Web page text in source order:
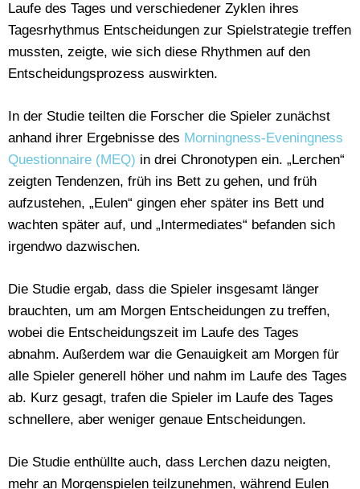
Laufe des Tages und verschiedener Zyklen ihres
Tagesrhythmus Entscheidungen zur Spielstrategie treffen
mussten, zeigte, wie sich diese Rhythmen auf den
Entscheidungsprozess auswirkten.
In der Studie teilten die Forscher die Spieler zunächst
anhand ihrer Ergebnisse des Morningness-Eveningness
Questionnaire (MEQ) in drei Chronotypen ein. „Lerchen“
zeigten Tendenzen, früh ins Bett zu gehen, und früh
aufzustehen, „Eulen“ gingen eher später ins Bett und
wachten später auf, und „Intermediates“ befanden sich
irgendwo dazwischen.
Die Studie ergab, dass die Spieler insgesamt länger
brauchten, um am Morgen Entscheidungen zu treffen,
wobei die Entscheidungszeit im Laufe des Tages
abnahm. Außerdem war die Genauigkeit am Morgen für
alle Spieler generell höher und nahm im Laufe des Tages
ab. Kurz gesagt, trafen die Spieler im Laufe des Tages
schnellere, aber weniger genaue Entscheidungen.
Die Studie enthüllte auch, dass Lerchen dazu neigten,
mehr an Morgenspielen teilzunehmen, während Eulen